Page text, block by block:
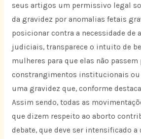
seus artigos um permissivo legal
da gravidez por anomalias fetais
posicionar contra a necessidade de
judiciais, transparece o intuito de
mulheres para que elas não passem
constrangimentos institucionais ou
uma gravidez que, conforme
Assim sendo, todas as
que dizem respeito ao aborto
debate, que deve ser intensificado a